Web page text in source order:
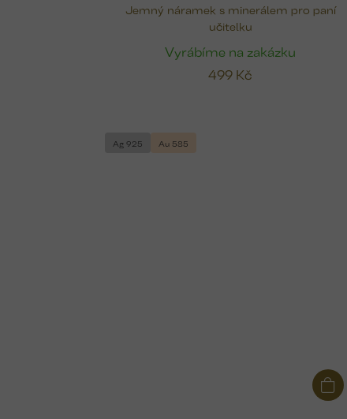
Jemný náramek s minerálem pro paní
učitelku
Vyrábíme na zakázku
499 Kč
Ag 925 Au 585